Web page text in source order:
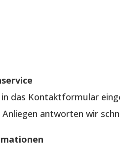
das Kontaktformular
antworten wir